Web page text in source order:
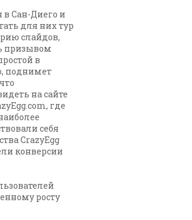
в Сан-Диего и
для них тур
слайдов,
призывом
в
поднимет
на сайте
где
себя
CrazyEgg
конверсии
росту